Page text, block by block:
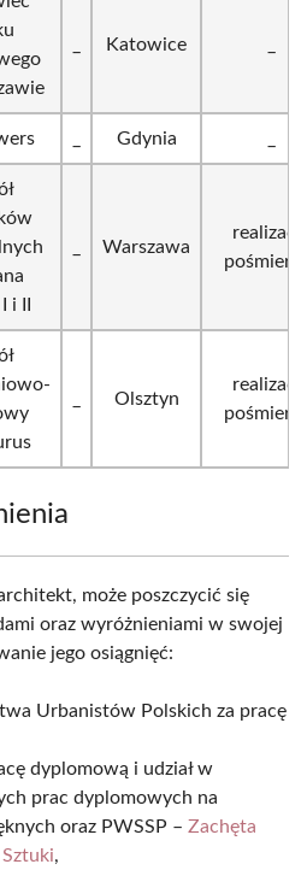
Katowice
Gdynia
i II
Warszawa
Olsztyn
może poszczycić się
oraz wyróżnieniami w swojej
jego osiągnięć:
Urbanistów Polskich za pracę
dyplomową i udział w
prac dyplomowych na
oraz PWSSP – Zachęta
,